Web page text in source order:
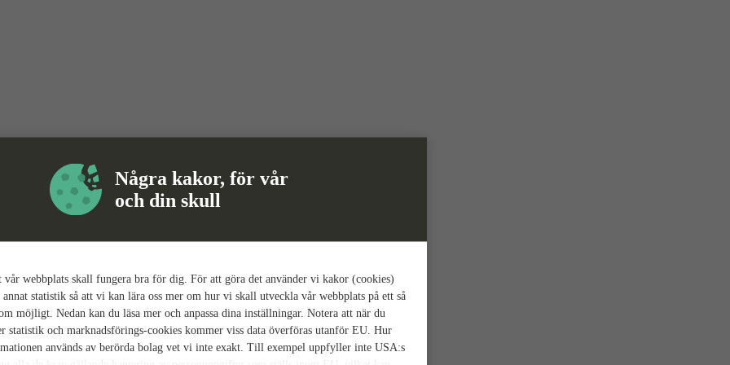
Några kakor, för vår
och din skull
webbplats skall fungera bra för dig. För att göra det använder vi kakor (cookies)
statistik så att vi kan lära oss mer om hur vi skall utveckla vår webbplats på ett så
möjligt. Nedan kan du läsa mer och anpassa dina inställningar. Notera att när du
statistik och marknadsförings-cookies kommer viss data överföras utanför EU. Hur
används av berörda bolag vet vi inte exakt. Till exempel uppfyller inte USA:s